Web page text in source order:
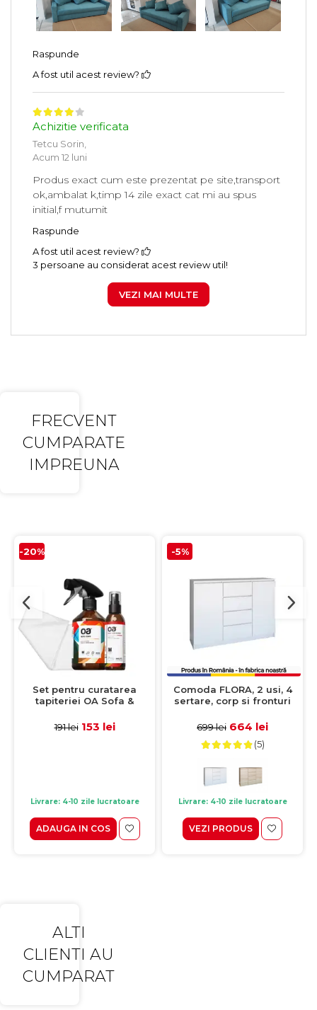
Raspunde
A fost util acest review?
Achizitie verificata
Tetcu Sorin,
Acum 12 luni
Produs exact cum este prezentat pe site,transport
ok,ambalat k,timp 14 zile exact cat mi au spus
initial,f mutumit
Raspunde
A fost util acest review?
3 persoane au considerat acest review util!
VEZI MAI MULTE
FRECVENT
CUMPARATE
IMPREUNA
-20%
Set pentru curatarea
tapiteriei OA Sofa &
Laveta din microfibra
191 lei 153 lei
Livrare: 4-10 zile lucratoare
ADAUGA IN COS
-5%
Comoda FLORA, 2 usi, 4
sertare, corp si fronturi
699 lei 664 lei
(5)
Livrare: 4-10 zile lucratoare
VEZI PRODUS
ALTI
CLIENTI AU
CUMPARAT